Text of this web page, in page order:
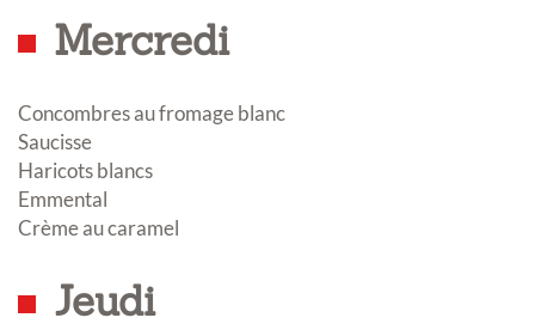
Mercredi
Concombres au fromage blanc
Saucisse
Haricots blancs
Emmental
Crème au caramel
Jeudi